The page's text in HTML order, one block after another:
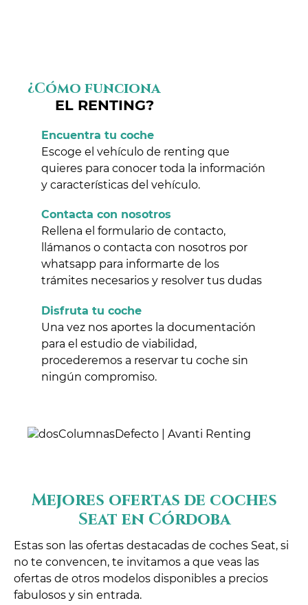
¿Cómo funciona
EL RENTING?
Encuentra tu coche
Escoge el vehículo de renting que
quieres para conocer toda la información
y características del vehículo.
Contacta con nosotros
Rellena el formulario de contacto,
llámanos o contacta con nosotros por
whatsapp para informarte de los
trámites necesarios y resolver tus dudas
Disfruta tu coche
Una vez nos aportes la documentación
para el estudio de viabilidad,
procederemos a reservar tu coche sin
ningún compromiso.
Mejores ofertas de coches
Seat en Córdoba
Estas son las ofertas destacadas de coches Seat, si
no te convencen, te invitamos a que veas las
ofertas de otros modelos disponibles a precios
fabulosos y sin entrada.